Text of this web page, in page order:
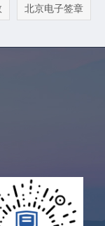
北京电子签章